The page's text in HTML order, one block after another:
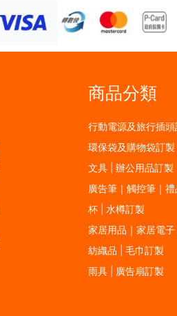
商品分類
行動電源及旅行插頭
環保袋及購物袋訂製
文具 | 辦公用品訂製
廣告筆｜觸控筆｜
杯 | 水樽訂製
家居用品｜家居電
紡織品 | 毛巾訂製
雨具 | 廣告扇訂製